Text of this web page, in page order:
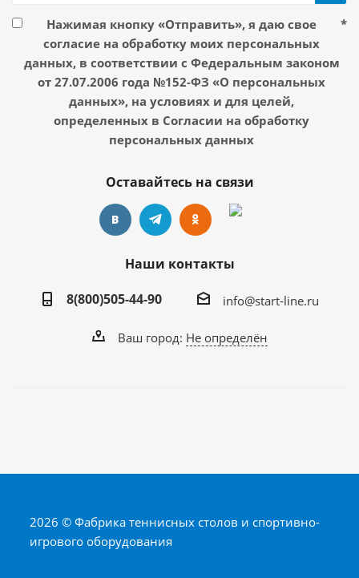
Нажимая кнопку «Отправить», я даю свое
согласие на обработку моих персональных
данных, в соответствии с Федеральным законом
от 27.07.2006 года №152-ФЗ «О персональных
данных», на условиях и для целей,
определенных в Согласии на обработку
персональных данных
*
Оставайтесь на связи
Наши контакты
8(800)505-44-90
info@start-line.ru
Ваш город: Не определён
2026 © Фабрика теннисных столов и спортивно-
игрового оборудования